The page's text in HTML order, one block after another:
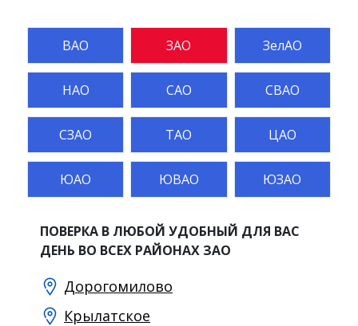
ВАО ЗАО ЗелАО
НАО САО СВАО
СЗАО ТАО ЦАО
ЮАО ЮВАО ЮЗАО
ПОВЕРКА В ЛЮБОЙ УДОБНЫЙ ДЛЯ ВАС
ДЕНЬ ВО ВСЕХ РАЙОНАХ ЗАО
Дорогомилово
Крылатское